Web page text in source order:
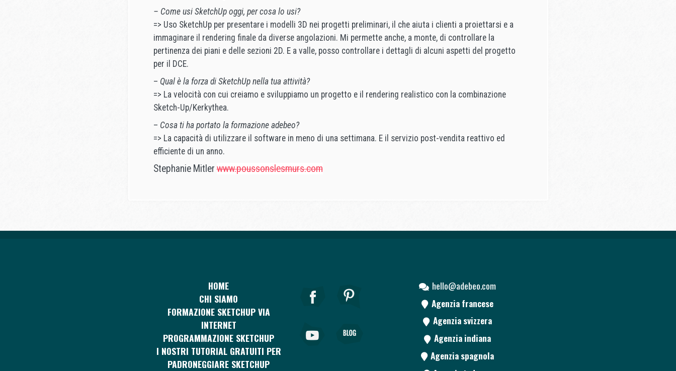
– Come usi SketchUp oggi, per cosa lo usi?
=> Uso SketchUp per presentare i modelli 3D nei progetti preliminari, il che aiuta i clienti a proiettarsi e a
immaginare il rendering finale da diverse angolazioni. Mi permette anche, a monte, di controllare la
pertinenza dei piani e delle sezioni 2D. E a valle, posso controllare i dettagli di alcuni aspetti del progetto
per il DCE.
– Qual è la forza di SketchUp nella tua attività?
=> La velocità con cui creiamo e sviluppiamo un progetto e il rendering realistico con la combinazione
Sketch-Up/Kerkythea.
– Cosa ti ha portato la formazione adebeo?
=> La capacità di utilizzare il software in meno di una settimana. E il servizio post-vendita reattivo ed
efficiente di un anno.
Stephanie Mitlerwww.poussonslesmurs.com
HOME
CHI SIAMO
FORMAZIONE SKETCHUP VIA
INTERNET
PROGRAMMAZIONE SKETCHUP
I NOSTRI TUTORIAL GRATUITI PER
PADRONEGGIARE SKETCHUP
hello@adebeo.com
Agenzia francese
Agenzia svizzera
Agenzia indiana
Agenzia spagnola